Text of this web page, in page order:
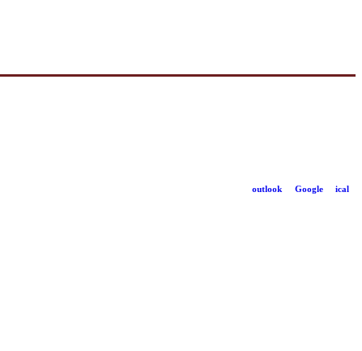
ical
Google
outlook